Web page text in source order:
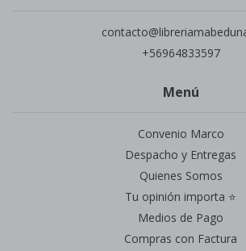
+56964833597
Menú
Convenio Marco
Despacho y Entregas
Quienes Somos
Tu opinión importa ⭐
Medios de Pago
Compras con Factura